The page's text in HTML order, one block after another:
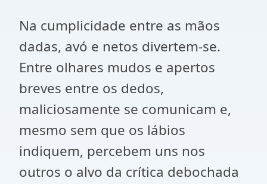
Na cumplicidade entre as mãos
dadas, avó e netos divertem-se.
Entre olhares mudos e apertos
breves entre os dedos,
maliciosamente se comunicam e,
mesmo sem que os lábios
indiquem, percebem uns nos
outros o alvo da crítica debochada